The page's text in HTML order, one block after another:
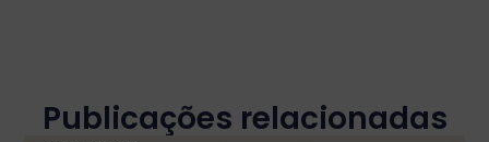
Publicações relacionadas